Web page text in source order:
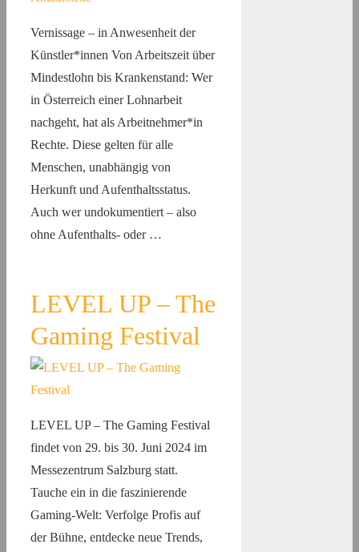
Vernissage – in Anwesenheit der
Künstler*innen Von Arbeitszeit über
Mindestlohn bis Krankenstand: Wer
in Österreich einer Lohnarbeit
nachgeht, hat als Arbeitnehmer*in
Rechte. Diese gelten für alle
Menschen, unabhängig von
Herkunft und Aufenthaltsstatus.
Auch wer undokumentiert – also
ohne Aufenthalts- oder …
LEVEL UP – The
Gaming Festival
LEVEL UP – The Gaming Festival
findet von 29. bis 30. Juni 2024 im
Messezentrum Salzburg statt.
Tauche ein in die faszinierende
Gaming-Welt: Verfolge Profis auf
der Bühne, entdecke neue Trends,